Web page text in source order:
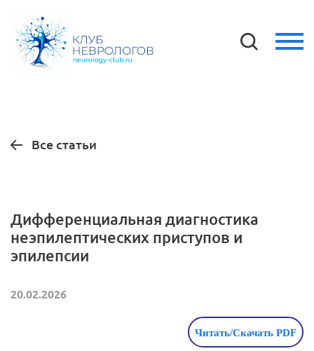
Все статьи
Дифференциальная диагностика
неэпилептических приступов и
эпилепсии
20.02.2026
Читать/Скачать PDF